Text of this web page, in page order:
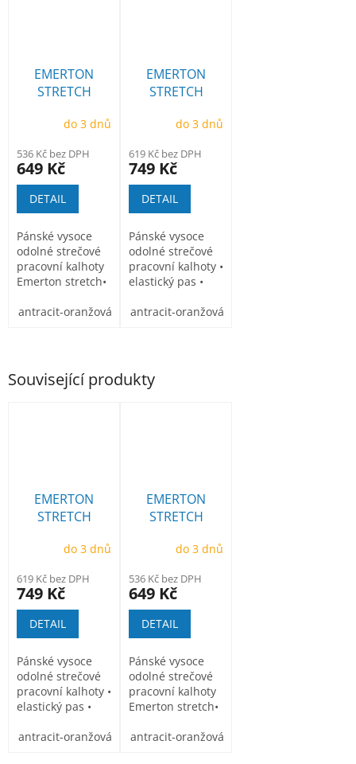
Související produkty
EMERTON
STRETCH
pasu
do 3 dnů
619 Kč bez DPH
749 Kč
DETAIL
Pánské vysoce
odolné strečové
pracovní kalhoty •
elastický pas •
kapsy
antracit-oranžová černo_žlutá
EMERTON
STRETCH
do 3 dnů
536 Kč bez DPH
649 Kč
DETAIL
Pánské vysoce
odolné strečové
pracovní kalhoty
Emerton stretch•
antracit-oranžová
EMERTON
STRETCH
do 3 dnů
536 Kč bez DPH
649 Kč
DETAIL
Pánské vysoce
odolné strečové
pracovní kalhoty
Emerton stretch•
antracit-oranžová
černo_žlutá
EMERTON
STRETCH
pasu
do 3 dnů
619 Kč bez DPH
749 Kč
DETAIL
Pánské vysoce
odolné strečové
pracovní kalhoty •
elastický pas •
kapsy
antracit-oranžová